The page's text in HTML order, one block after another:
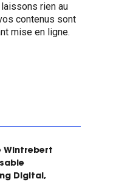
rien au
contenus sont
mise en ligne.
Wintrebert
Digital,